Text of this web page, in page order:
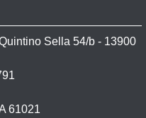
Sella 54/b - 13900
61021